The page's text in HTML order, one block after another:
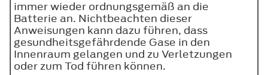
immer wieder ordnungsgemäß an die
Batterie an. Nichtbeachten dieser
Anweisungen kann dazu führen, dass
gesundheitsgefährdende Gase in den
Innenraum gelangen und zu Verletzungen
oder zum Tod führen können.